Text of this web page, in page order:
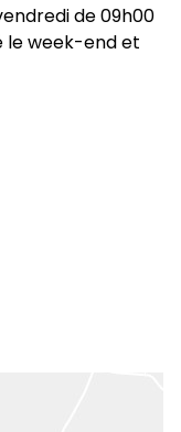
de 09h00
le week-end et